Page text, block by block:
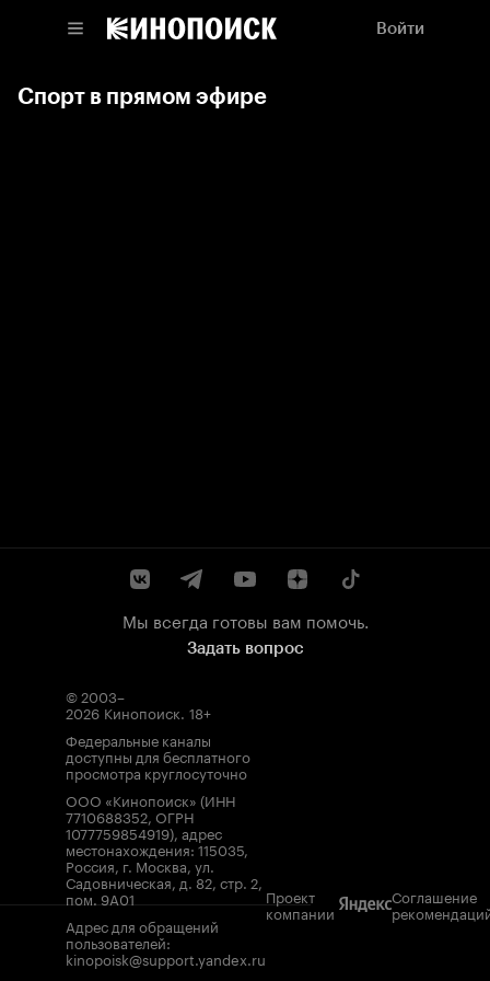
Войти
Спорт в прямом эфире
Мы всегда готовы вам помочь.
Задать вопрос
© 2003–
2026 Кинопоиск. 18+
Федеральные каналы
доступны для бесплатного
просмотра круглосуточно
ООО «Кинопоиск» (ИНН
7710688352, ОГРН
1077759854919), адрес
местонахождения: 115035,
Россия, г. Москва, ул.
Садовническая, д. 82, стр. 2,
пом. 9А01
Адрес для обращений
пользователей:
kinopoisk@support.yandex.ru
Проект
компании
Соглашение